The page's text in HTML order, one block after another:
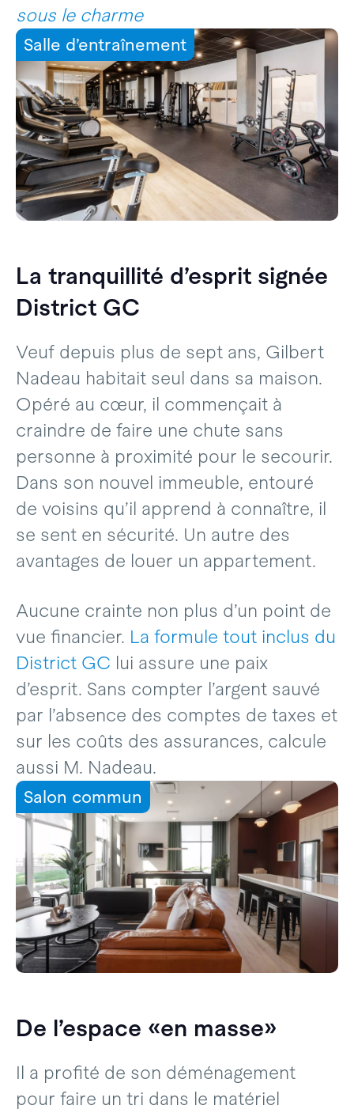
sous le charme
Salle d’entraînement
La tranquillité d’esprit signée
District GC
Veuf depuis plus de sept ans, Gilbert
Nadeau habitait seul dans sa maison.
Opéré au cœur, il commençait à
craindre de faire une chute sans
personne à proximité pour le secourir.
Dans son nouvel immeuble, entouré
de voisins qu’il apprend à connaître, il
se sent en sécurité. Un autre des
avantages de louer un appartement.
Aucune crainte non plus d’un point de
vue financier. La formule tout inclus du
District GC lui assure une paix
d’esprit. Sans compter l’argent sauvé
par l’absence des comptes de taxes et
sur les coûts des assurances, calcule
aussi M. Nadeau.
Salon commun
De l’espace «en masse»
Il a profité de son déménagement
pour faire un tri dans le matériel